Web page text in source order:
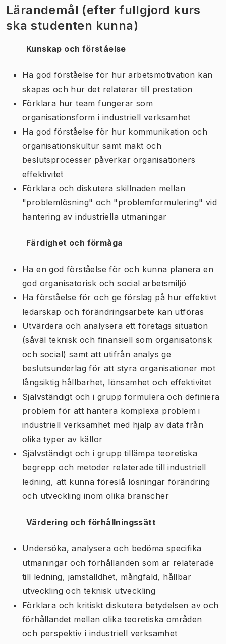
Lärandemål (efter fullgjord kurs
ska studenten kunna)
Kunskap och förståelse
Ha god förståelse för hur arbetsmotivation kan
skapas och hur det relaterar till prestation
Förklara hur team fungerar som
organisationsform i industriell verksamhet
Ha god förståelse för hur kommunikation och
organisationskultur samt makt och
beslutsprocesser påverkar organisationers
effektivitet
Förklara och diskutera skillnaden mellan
"problemlösning" och "problemformulering" vid
hantering av industriella utmaningar
Färdighet och förmåga
Ha en god förståelse för och kunna planera en
god organisatorisk och social arbetsmiljö
Ha förståelse för och ge förslag på hur effektivt
ledarskap och förändringsarbete kan utföras
Utvärdera och analysera ett företags situation
(såväl teknisk och finansiell som organisatorisk
och social) samt att utifrån analys ge
beslutsunderlag för att styra organisationer mot
långsiktig hållbarhet, lönsamhet och effektivitet
Självständigt och i grupp formulera och definiera
problem för att hantera komplexa problem i
industriell verksamhet med hjälp av data från
olika typer av källor
Självständigt och i grupp tillämpa teoretiska
begrepp och metoder relaterade till industriell
ledning, att kunna föreslå lösningar förändring
och utveckling inom olika branscher
Värdering och förhållningssätt
Undersöka, analysera och bedöma specifika
utmaningar och förhållanden som är relaterade
till ledning, jämställdhet, mångfald, hållbar
utveckling och teknisk utveckling
Förklara och kritiskt diskutera betydelsen av och
förhållandet mellan olika teoretiska områden
och perspektiv i industriell verksamhet